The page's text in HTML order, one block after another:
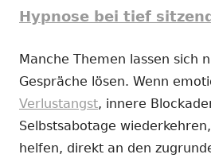
Hypnose bei tief
Manche Themen lassen sich
Gespräche lösen. Wenn
Verlustangst, innere
Selbstsabotage
helfen, direkt an den